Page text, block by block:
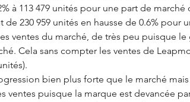
à 113 479 unités pour une part de marché
230 959 unités en hausse de 0.6% pour
ventes du marché, de très peu puisque
Cela sans compter les ventes de
bien plus forte que le marché
puisque la marque est devancée